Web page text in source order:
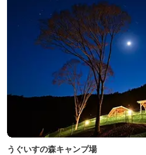
うぐいすの森キャンプ場